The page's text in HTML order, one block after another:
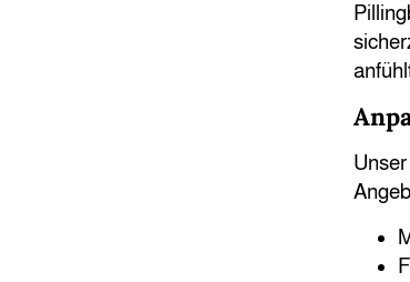
Unser